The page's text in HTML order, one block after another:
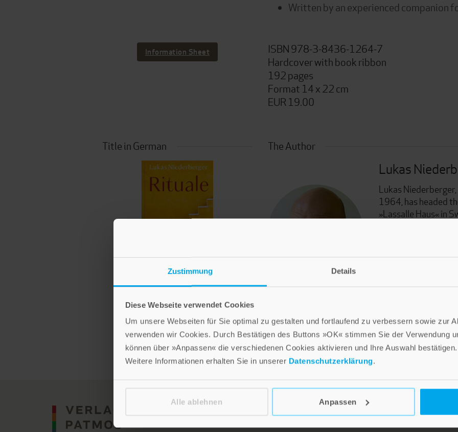
Zustimmung Details
Diese Webseite verwendet Cookies
Um unsere Webseiten für Sie optimal zu gestalten und fortlaufend zu verbessern sowie zur
verwenden wir Cookies. Durch Bestätigen des Buttons »OK« stimmen Sie der Verwendung
können über »Anpassen« die verschiedenen Cookies aktivieren und Ihre Auswahl bestätigen.
Weitere Informationen erhalten Sie in unserer Datenschutzerklärung.
Alle ablehnen Anpassen
Written by an experienced companion
Information Sheet
ISBN 978-3-8436-1264-7
Hardcover with book ribbon
192 pages
Format 14 x 22 cm
EUR 19.00
Title in German
Lukas Niederberger
Rituale
Im Shop ansehen
The Author
Lukas
Lukas
1964, has headed
»Lassalle Haus« in
the »SGG, the
devises rituals for